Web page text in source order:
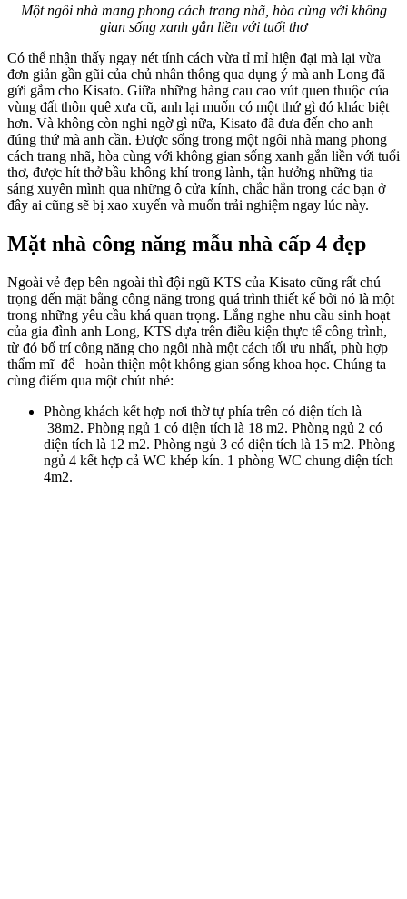
Một ngôi nhà mang phong cách trang nhã, hòa cùng với không
gian sống xanh gắn liền với tuổi thơ
Có thể nhận thấy ngay nét tính cách vừa tỉ mỉ hiện đại mà lại vừa
đơn giản gần gũi của chủ nhân thông qua dụng ý mà anh Long đã
gửi gắm cho Kisato. Giữa những hàng cau cao vút quen thuộc của
vùng đất thôn quê xưa cũ, anh lại muốn có một thứ gì đó khác biệt
hơn. Và không còn nghi ngờ gì nữa, Kisato đã đưa đến cho anh
đúng thứ mà anh cần. Được sống trong một ngôi nhà mang phong
cách trang nhã, hòa cùng với không gian sống xanh gắn liền với tuổi
thơ, được hít thở bầu không khí trong lành, tận hưởng những tia
sáng xuyên mình qua những ô cửa kính, chắc hẳn trong các bạn ở
đây ai cũng sẽ bị xao xuyến và muốn trải nghiệm ngay lúc này.
Mặt nhà công năng mẫu nhà cấp 4 đẹp
Ngoài vẻ đẹp bên ngoài thì đội ngũ KTS của Kisato cũng rất chú
trọng đến mặt bằng công năng trong quá trình thiết kế bởi nó là một
trong những yêu cầu khá quan trọng. Lắng nghe nhu cầu sinh hoạt
của gia đình anh Long, KTS dựa trên điều kiện thực tế công trình,
từ đó bố trí công năng cho ngôi nhà một cách tối ưu nhất, phù hợp
thẩm mĩ để hoàn thiện một không gian sống khoa học. Chúng ta
cùng điểm qua một chút nhé:
Phòng khách kết hợp nơi thờ tự phía trên có diện tích là
38m2. ​Phòng ngủ 1 có diện tích là 18 m2. ​Phòng ngủ 2 có
diện tích là 12 m2. ​Phòng ngủ 3 có diện tích là 15 m2. Phòng
ngủ 4 kết hợp cả WC khép kín. 1 phòng WC chung diện tích
4m2.